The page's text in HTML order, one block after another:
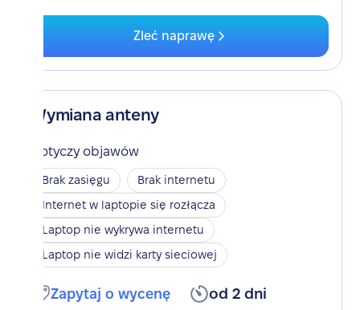
Zleć naprawę
Wymiana anteny
Dotyczy objawów
Brak zasięgu
Brak internetu
Internet w laptopie się rozłącza
Laptop nie wykrywa internetu
Laptop nie widzi karty sieciowej
Zapytaj o wycenę od 2 dni